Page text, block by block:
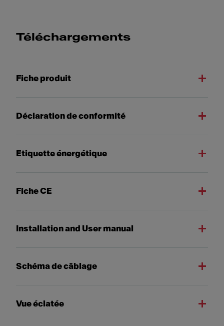
Téléchargements
Fiche produit
Déclaration de conformité
Etiquette énergétique
Fiche CE
Installation and User manual
Schéma de câblage
Vue éclatée